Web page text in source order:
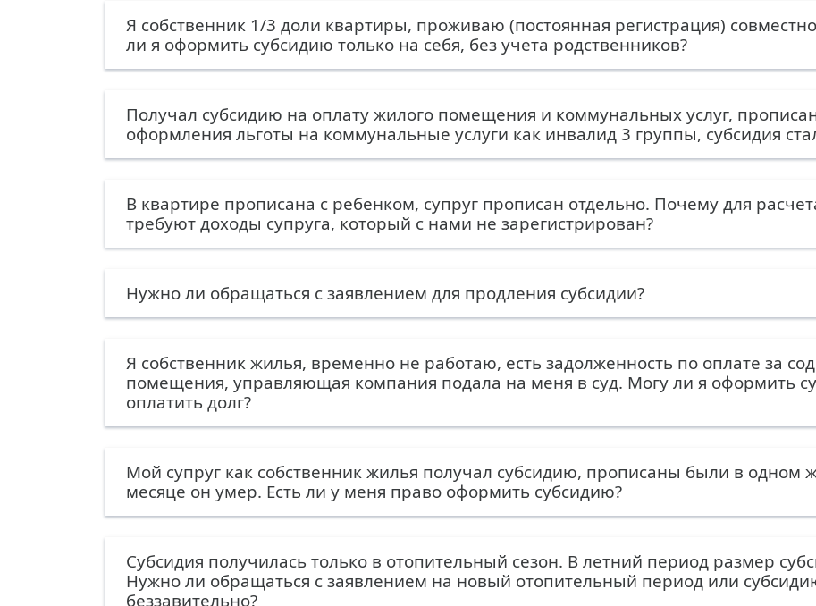
Я собственник 1/3 доли квартиры, проживаю (постоянная регистрация)
ли я оформить субсидию только на себя, без учета родственников?
Получал субсидию на оплату жилого помещения и коммунальных услуг,
оформления льготы на коммунальные услуги как инвалид 3 группы, субсидия
В квартире прописана с ребенком, супруг прописан отдельно. Почему для
требуют доходы супруга, который с нами не зарегистрирован?
Нужно ли обращаться с заявлением для продления субсидии?
Я собственник жилья, временно не работаю, есть задолженность по оплате за
помещения, управляющая компания подала на меня в суд. Могу ли я оформить
оплатить долг?
Мой супруг как собственник жилья получал субсидию, прописаны были в одном
месяце он умер. Есть ли у меня право оформить субсидию?
Субсидия получилась только в отопительный сезон. В летний период размер
Нужно ли обращаться с заявлением на новый отопительный период или
беззавительно?